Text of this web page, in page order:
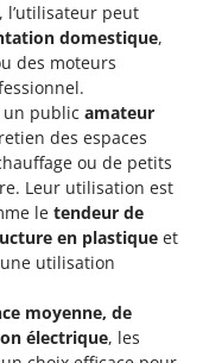
pour tracteur
, l’utilisateur peut
domestique,
des moteurs
un public amateur
des espaces
ou de petits
Leur utilisation est
le tendeur de
en plastique et
utilisation
moyenne, de
électrique, les